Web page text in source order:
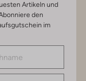
Artikeln und
den
im